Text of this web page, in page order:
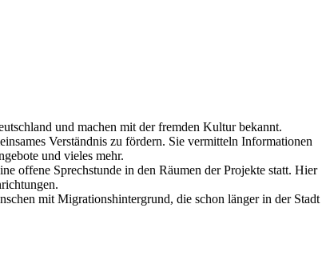
und machen mit der fremden Kultur bekannt.
Verständnis zu fördern. Sie vermitteln Informationen
und vieles mehr.
offene Sprechstunde in den Räumen der Projekte statt. Hier
mit Migrationshintergrund, die schon länger in der Stadt